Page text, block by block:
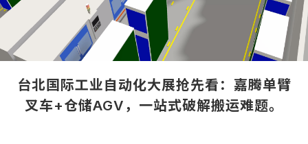
台北国际工业自动化大展抢先看：嘉腾单臂
叉车+仓储AGV，一站式破解搬运难题。
台北国际工业自动化大展抢先看：嘉腾单
叉车+仓储AGV，一站式破解搬运难题。
AI
台北国际工业自动化大展抢先看：嘉腾
叉车+仓储AGV，一站式破解搬运难